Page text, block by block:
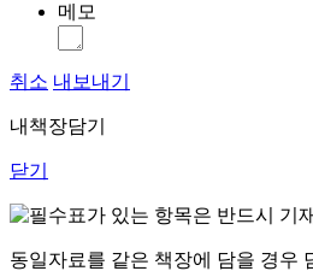
메모
취소 내보내기
내책장담기
닫기
표가 있는 항목은 반드시 기
동일자료를 같은 책장에 담을 경우